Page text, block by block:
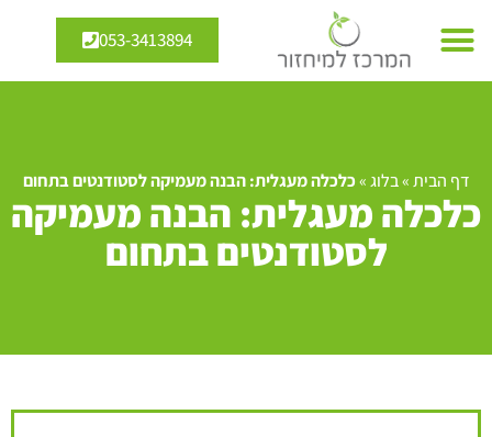
053-3413894
דף הבית»בלוג»כלכלה מעגלית: הבנה מעמיקה לסטודנטים בתחום
כלכלה מעגלית: הבנה מעמיקה
לסטודנטים בתחום